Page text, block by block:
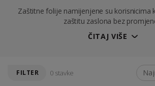
Zaštitne folije namijenjene su korisnicima
zaštitu zaslona bez
ČITAJ VIŠE
FILTER 0 stavke